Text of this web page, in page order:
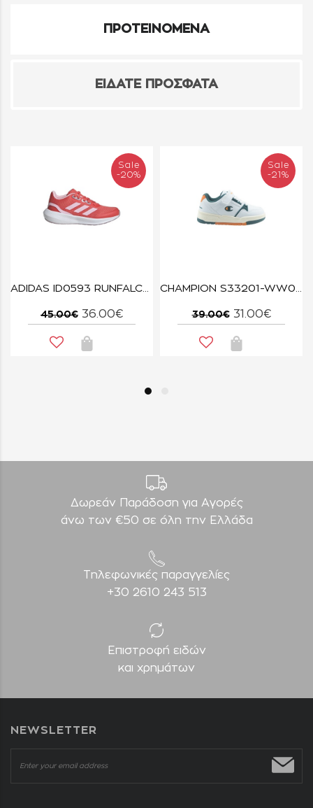
ΠΡΟΤΕΙΝΟΜΕΝΑ
ΕΙΔΑΤΕ ΠΡΟΣΦΑΤΑ
Sale
-20%
ADIDAS ID0593 RUNFALCON
45.00€ 36.00€
Sale
-21%
CHAMPION S33201-WW036 WHT/MED/ONH/NATL RD18 HERITAGE EVOLVE B PS
39.00€ 31.00€
Δωρεάν Παράδοση για Aγορές
άνω των €50 σε όλη την Ελλάδα
Τηλεφωνικές παραγγελίες
+30 2610 243 513
Επιστροφή ειδών
και χρημάτων
NEWSLETTER